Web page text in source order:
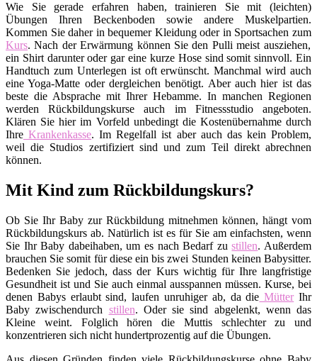
Wie Sie gerade erfahren haben, trainieren Sie mit (leichten)
Übungen Ihren Beckenboden sowie andere Muskelpartien.
Kommen Sie daher in bequemer Kleidung oder in Sportsachen zum
Kurs. Nach der Erwärmung können Sie den Pulli meist ausziehen,
ein Shirt darunter oder gar eine kurze Hose sind somit sinnvoll. Ein
Handtuch zum Unterlegen ist oft erwünscht. Manchmal wird auch
eine Yoga-Matte oder dergleichen benötigt. Aber auch hier ist das
beste die Absprache mit Ihrer Hebamme. In manchen Regionen
werden Rückbildungskurse auch im Fitnessstudio angeboten.
Klären Sie hier im Vorfeld unbedingt die Kostenübernahme durch
Ihre Krankenkasse. Im Regelfall ist aber auch das kein Problem,
weil die Studios zertifiziert sind und zum Teil direkt abrechnen
können.
Mit Kind zum Rückbildungskurs?
Ob Sie Ihr Baby zur Rückbildung mitnehmen können, hängt vom
Rückbildungskurs ab. Natürlich ist es für Sie am einfachsten, wenn
Sie Ihr Baby dabeihaben, um es nach Bedarf zustillen. Außerdem
brauchen Sie somit für diese ein bis zwei Stunden keinen Babysitter.
Bedenken Sie jedoch, dass der Kurs wichtig für Ihre langfristige
Gesundheit ist und Sie auch einmal ausspannen müssen. Kurse, bei
denen Babys erlaubt sind, laufen unruhiger ab, da die MütterIhr
Baby zwischendurch stillen. Oder sie sind abgelenkt, wenn das
Kleine weint. Folglich hören die Muttis schlechter zu und
konzentrieren sich nicht hundertprozentig auf die Übungen.